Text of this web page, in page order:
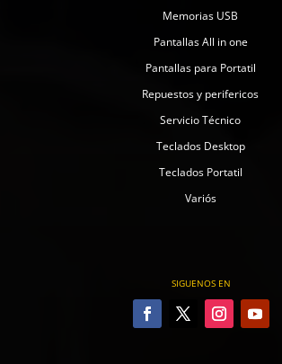
Memorias USB
Pantallas All in one
Pantallas para Portatil
Repuestos y perifericos
Servicio Técnico
Teclados Desktop
Teclados Portatil
Variós
SIGUENOS EN